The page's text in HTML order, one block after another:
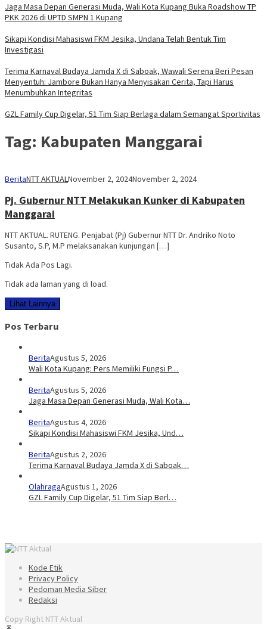
Jaga Masa Depan Generasi Muda, Wali Kota Kupang Buka Roadshow TP
PKK 2026 di UPTD SMPN 1 Kupang
Sikapi Kondisi Mahasiswi FKM Jesika, Undana Telah Bentuk Tim
Investigasi
Terima Karnaval Budaya Jamda X di Saboak, Wawali Serena Beri Pesan
Menyentuh: Jambore Bukan Hanya Menyisakan Cerita, Tapi Harus
Menumbuhkan Integritas
GZL Family Cup Digelar, 51 Tim Siap Berlaga dalam Semangat Sportivitas
Tag: Kabupaten Manggarai
BeritaNTT AKTUALNovember 2, 2024November 2, 2024
Pj. Gubernur NTT Melakukan Kunker di Kabupaten
Manggarai
NTT AKTUAL. RUTENG. Penjabat (Pj) Gubernur NTT Dr. Andriko Noto
Susanto, S.P, M.P melaksanakan kunjungan […]
Tidak Ada Pos Lagi.
Tidak ada laman yang di load.
Lihat Lainnya
Pos Terbaru
BeritaAgustus 5, 2026
Wali Kota Kupang: Pers Memiliki Fungsi P…
BeritaAgustus 5, 2026
Jaga Masa Depan Generasi Muda, Wali Kota…
BeritaAgustus 4, 2026
Sikapi Kondisi Mahasiswi FKM Jesika, Und…
BeritaAgustus 2, 2026
Terima Karnaval Budaya Jamda X di Saboak…
OlahragaAgustus 1, 2026
GZL Family Cup Digelar, 51 Tim Siap Berl…
Kode Etik
Privacy Policy
Pedoman Media Siber
Redaksi
Copy Right NTT Aktual